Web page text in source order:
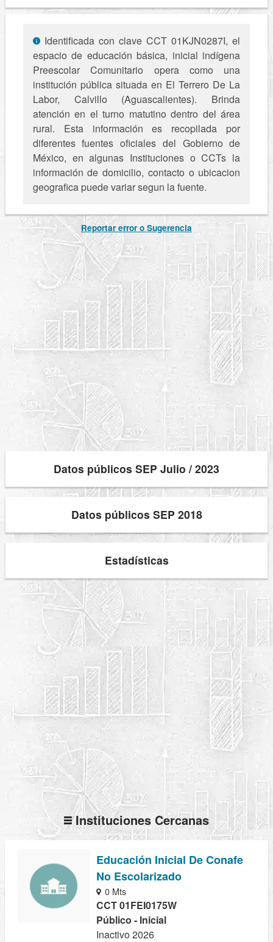
Identificada con clave CCT 01KJN0287I, el
espacio de educación básica, inicial indígena
Preescolar Comunitario opera como una
institución pública situada en El Terrero De La
Labor, Calvillo (Aguascalientes). Brinda
atención en el turno matutino dentro del área
rural. Esta información es recopilada por
diferentes fuentes oficiales del Gobierno de
México, en algunas Instituciones o CCTs la
información de domicilio, contacto o ubicacion
geografica puede variar segun la fuente.
Reportar error o Sugerencia
Datos públicos SEP Julio / 2023
Datos públicos SEP 2018
Estadísticas
Instituciones Cercanas
Educación Inicial De Conafe
No Escolarizado
0 Mts
CCT 01FEI0175W
Público - Inicial
Inactivo 2026